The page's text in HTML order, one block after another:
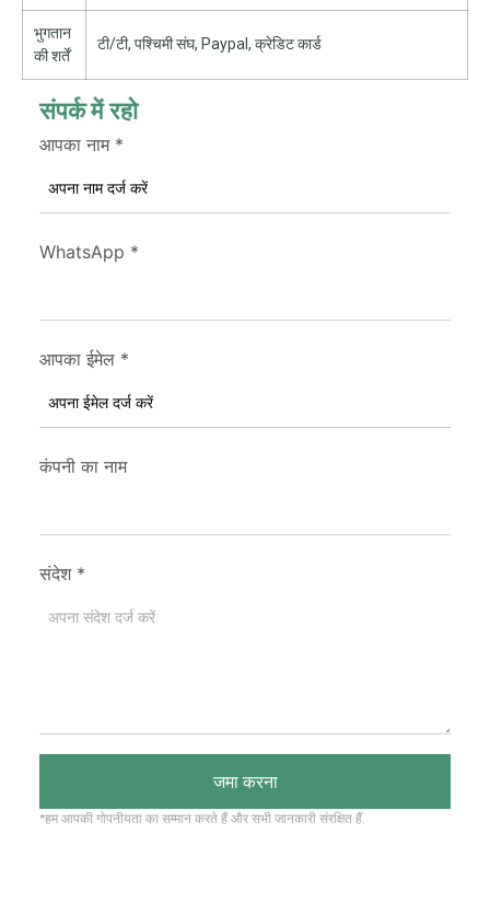
भुगतान
की शर्तें
टी/टी, पश्चिमी संघ, Paypal, क्रेडिट कार्ड
संपर्क में रहो
आपका नाम *
WhatsApp *
आपका ईमेल *
कंपनी का नाम
संदेश *
जमा करना
*हम आपकी गोपनीयता का सम्मान करते हैं और सभी जानकारी संरक्षित हैं.